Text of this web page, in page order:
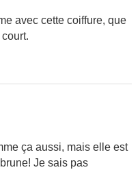
avec cette coiffure, que
ça aussi, mais elle est
Je sais pas